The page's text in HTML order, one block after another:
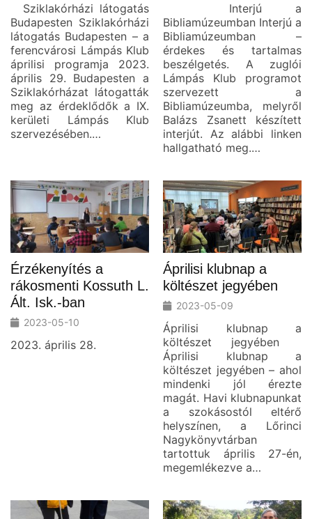
Sziklakórházi látogatás
Budapesten Sziklakórházi
látogatás Budapesten – a
ferencvárosi Lámpás Klub
áprilisi programja 2023.
április 29. Budapesten a
Sziklakórházat látogatták
meg az érdeklődők a IX.
kerületi Lámpás Klub
szervezésében.…
Interjú a
Bibliamúzeumban Interjú a
Bibliamúzeumban –
érdekes és tartalmas
beszélgetés. A zuglói
Lámpás Klub programot
szervezett a
Bibliamúzeumba, melyről
Balázs Zsanett készített
interjút. Az alábbi linken
hallgatható meg.…
Érzékenyítés a
rákosmenti Kossuth L.
Ált. Isk.-ban
2023-05-10
2023. április 28.
Áprilisi klubnap a
költészet jegyében
2023-05-09
Áprilisi klubnap a
költészet jegyében
Áprilisi klubnap a
költészet jegyében – ahol
mindenki jól érezte
magát. Havi klubnapunkat
a szokásostól eltérő
helyszínen, a Lőrinci
Nagykönyvtárban
tartottuk április 27-én,
megemlékezve a…